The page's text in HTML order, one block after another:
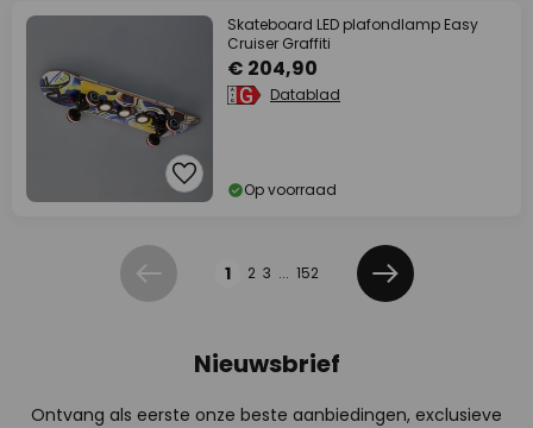
Skateboard LED plafondlamp Easy
Cruiser Graffiti
€ 204,90
Datablad
Op voorraad
Vorige 1 2 3 ... 152
Volgende
Nieuwsbrief
Ontvang als eerste onze beste aanbiedingen, exclusieve